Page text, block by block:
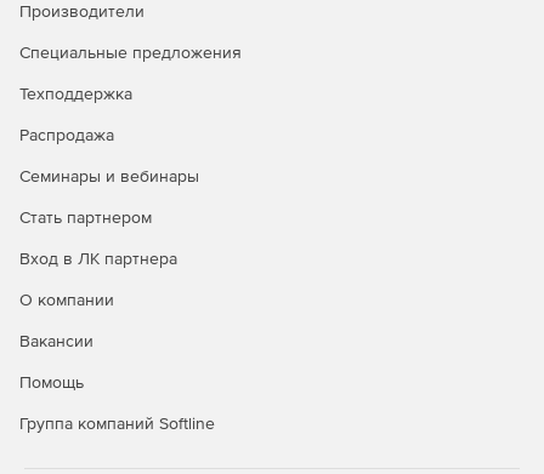
RuBackup,Astra Linux Special Edition
Производители
Специальные предложения
Техподдержка
Распродажа
Семинары и вебинары
Стать партнером
Вход в ЛК партнера
О компании
Вакансии
Помощь
Группа компаний Softline